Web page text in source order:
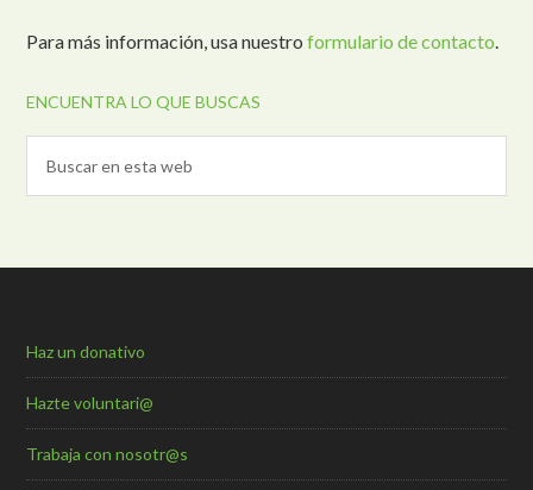
Para más información, usa nuestroformulario de contacto.
ENCUENTRA LO QUE BUSCAS
Haz un donativo
Hazte voluntari@
Trabaja con nosotr@s